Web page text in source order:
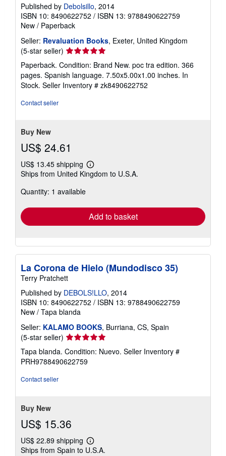
Published by Debolsillo, 2014
ISBN 10: 8490622752 / ISBN 13: 9788490622759
New / Paperback
Seller: Revaluation Books, Exeter, United Kingdom
(5-star seller) Seller
rating
5
out
of
Paperback. Condition: Brand New. poc tra edition. 366
pages. Spanish language. 7.50x5.00x1.00 inches. In
Stock. Seller Inventory # zk8490622752
Contact seller
Buy New
US$ 24.61
US$ 13.45 shipping
Learn
more
Ships from United Kingdom to U.S.A.
Quantity: 1 available
Add to basket
La Corona de Hielo (Mundodisco 35)
Terry Pratchett
Published by DEBOLS!LLO, 2014
ISBN 10: 8490622752 / ISBN 13: 9788490622759
New / Tapa blanda
Seller: KALAMO BOOKS, Burriana, CS, Spain
(5-star seller) Seller
rating
5
out
Tapa blanda. Condition: Nuevo. Seller Inventory #
PRH9788490622759
Contact seller
Buy New
US$ 15.36
US$ 22.89 shipping
Learn
more
Ships from Spain to U.S.A.